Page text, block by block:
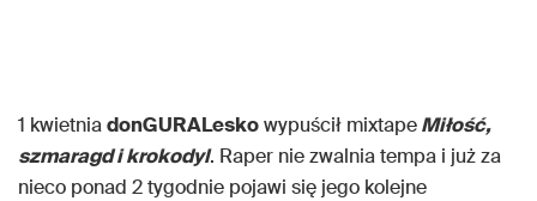
1 kwietniadonGURALeskowypuścił mixtapeMiłość,
szmaragd i krokodyl. Raper nie zwalnia tempa i już za
nieco ponad 2 tygodnie pojawi się jego kolejne